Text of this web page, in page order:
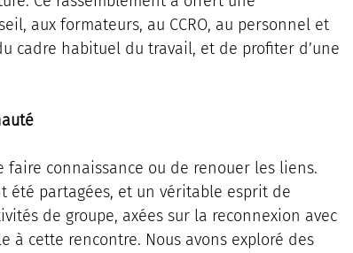
aux formateurs, au CCRO, au personnel et
cadre habituel du travail, et de profiter d’une
faire connaissance ou de renouer les liens.
été partagées, et un véritable esprit de
de groupe, axées sur la reconnexion avec
cette rencontre. Nous avons exploré des